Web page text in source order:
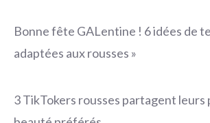
Bonne fête GALentine ! 6 idées de
adaptées aux rousses »
3 TikTokers rousses partagent leurs